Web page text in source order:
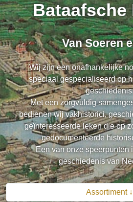
Bataafsche
Van Soeren
Wij zijn een onafhankelijke
speciaal gespecialiseerd op
Met een zorgvuldig
bedienen wij vakhistorici,
geïnteresseerde leken die op
gedocumenteerde
Een van onze speerpunten
geschiedenis van
Assortiment ↓